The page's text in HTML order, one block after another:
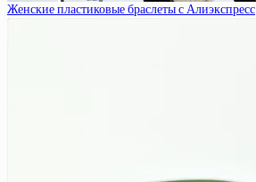
Женские пластиковые браслеты с Алиэкспресс